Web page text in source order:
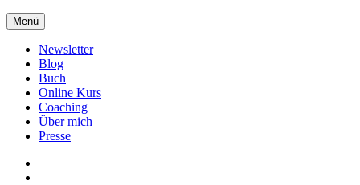
Zum
Inhalt
springen
Menü
Newsletter
Blog
Buch
Online Kurs
Coaching
Über mich
Presse